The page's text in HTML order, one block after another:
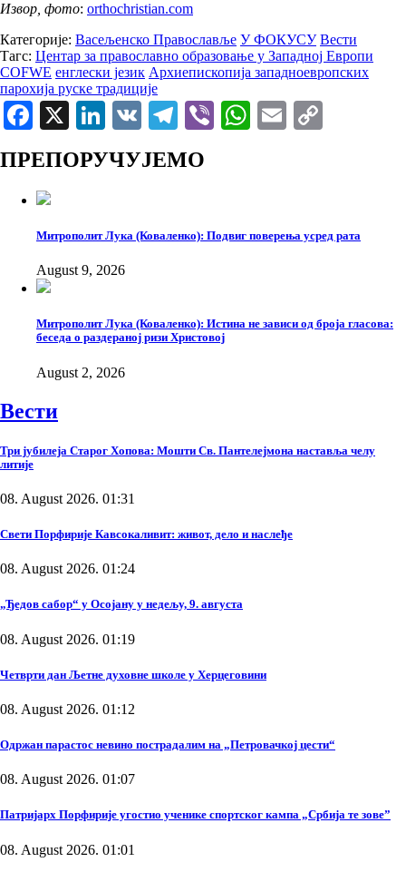
Извор, фото: orthochristian.com
Категорије: Васељенско Православље У ФОКУСУ Вести
Тагс: Центар за православно образовање у Западној Европи
COFWE енглески језик Архиепископија западноевропских
парохија руске традиције
Facebook
X LinkedIn
VK Telegram
ViberWhatsApp
Email
ПРЕПОРУЧУЈЕМО
Митрополит Лука (Коваленко): Подвиг поверења усред рата
August 9, 2026
Митрополит Лука (Коваленко): Истина не зависи од броја гласова:
беседа о раздераној ризи Христовој
August 2, 2026
Вести
Три јубилеја Старог Хопова: Мошти Св. Пантелејмона наставља челу
литије
08. August 2026. 01:31
Свети Порфирије Кавсокаливит: живот, дело и наслеђе
08. August 2026. 01:24
„Ђедов сабор“ у Осојану у недељу, 9. августа
08. August 2026. 01:19
Четврти дан Љетне духовне школе у Херцеговини
08. August 2026. 01:12
Одржан парастос невино пострадалим на „Петровачкој цести“
08. August 2026. 01:07
Патријарх Порфирије угостио ученике спортског кампа „Србија те зове”
08. August 2026. 01:01